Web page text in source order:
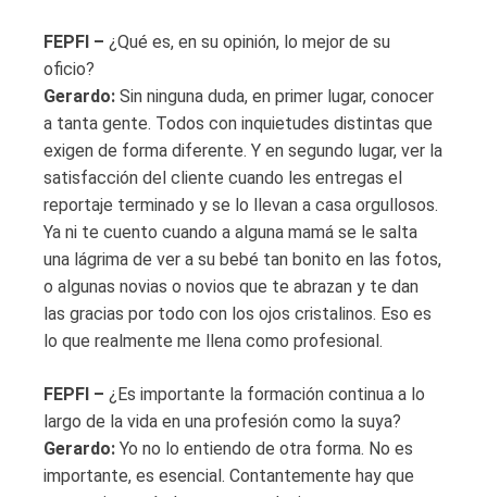
FEPFI – ¿Qué es, en su opinión, lo mejor de su
oficio?
Gerardo: Sin ninguna duda, en primer lugar, conocer
a tanta gente. Todos con inquietudes distintas que
exigen de forma diferente. Y en segundo lugar, ver la
satisfacción del cliente cuando les entregas el
reportaje terminado y se lo llevan a casa orgullosos.
Ya ni te cuento cuando a alguna mamá se le salta
una lágrima de ver a su bebé tan bonito en las fotos,
o algunas novias o novios que te abrazan y te dan
las gracias por todo con los ojos cristalinos. Eso es
lo que realmente me llena como profesional.
FEPFI – ¿Es importante la formación continua a lo
largo de la vida en una profesión como la suya?
Gerardo: Yo no lo entiendo de otra forma. No es
importante, es esencial. Contantemente hay que